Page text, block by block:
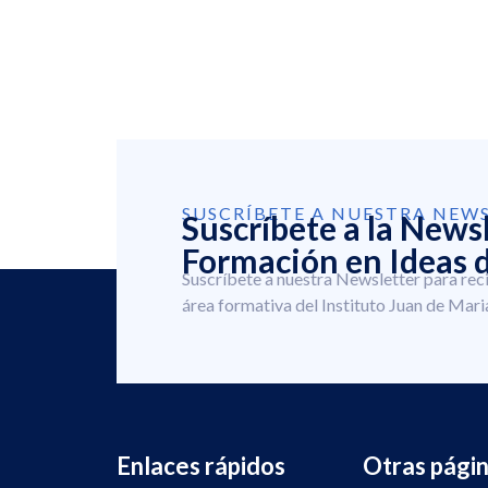
SUSCRÍBETE A NUESTRA
Suscríbete a la
Formación en Ideas
Suscríbete a nuestra Newsletter para
área formativa del Instituto Juan de
Enlaces rápidos Otras